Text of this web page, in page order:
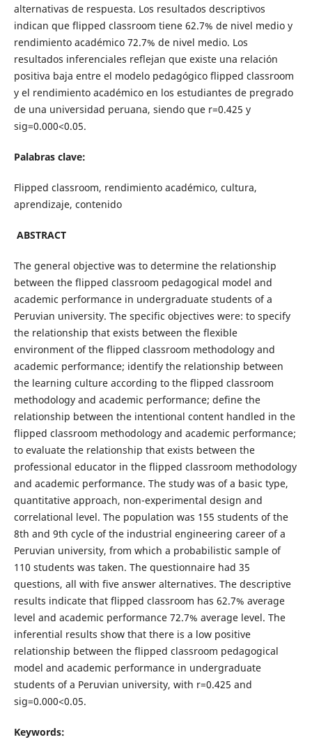
alternativas de respuesta. Los resultados descriptivos
indican que flipped classroom tiene 62.7% de nivel medio y
rendimiento académico 72.7% de nivel medio. Los
resultados inferenciales reflejan que existe una relación
positiva baja entre el modelo pedagógico flipped classroom
y el rendimiento académico en los estudiantes de pregrado
de una universidad peruana, siendo que r=0.425 y
sig=0.000<0.05.
Palabras clave:
Flipped classroom, rendimiento académico, cultura,
aprendizaje, contenido
ABSTRACT
The general objective was to determine the relationship
between the flipped classroom pedagogical model and
academic performance in undergraduate students of a
Peruvian university. The specific objectives were: to specify
the relationship that exists between the flexible
environment of the flipped classroom methodology and
academic performance; identify the relationship between
the learning culture according to the flipped classroom
methodology and academic performance; define the
relationship between the intentional content handled in the
flipped classroom methodology and academic performance;
to evaluate the relationship that exists between the
professional educator in the flipped classroom methodology
and academic performance. The study was of a basic type,
quantitative approach, non-experimental design and
correlational level. The population was 155 students of the
8th and 9th cycle of the industrial engineering career of a
Peruvian university, from which a probabilistic sample of
110 students was taken. The questionnaire had 35
questions, all with five answer alternatives. The descriptive
results indicate that flipped classroom has 62.7% average
level and academic performance 72.7% average level. The
inferential results show that there is a low positive
relationship between the flipped classroom pedagogical
model and academic performance in undergraduate
students of a Peruvian university, with r=0.425 and
sig=0.000<0.05.
Keywords: